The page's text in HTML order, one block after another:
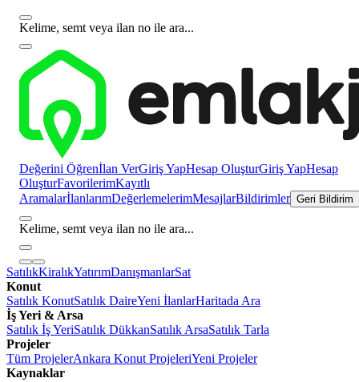
Kelime, semt veya ilan no ile ara...
Değerini Öğrenİlan VerGiriş YapHesap OluşturGiriş YapHesap
OluşturFavorilerimKayıtlı
AramalarİlanlarımDeğerlemelerimMesajlarBildirimler Geri Bildirim
Kelime, semt veya ilan no ile ara...
SatılıkKiralıkYatırımDanışmanlarSat
Konut
Satılık KonutSatılık DaireYeni İlanlarHaritada Ara
İş Yeri & Arsa
Satılık İş YeriSatılık DükkanSatılık ArsaSatılık Tarla
Projeler
Tüm ProjelerAnkara Konut ProjeleriYeni Projeler
Kaynaklar